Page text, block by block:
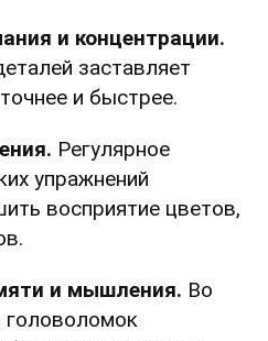
и концентрации.
заставляет
и быстрее.
Регулярное
упражнений
восприятие цветов,
и мышления. Во